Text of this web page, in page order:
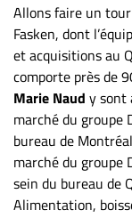
Allons faire un
Fasken, dont
et acquisitions au
comporte près de
Marie Naud y sont
marché du groupe
bureau de
marché du groupe
sein du bureau de
Alimentation,